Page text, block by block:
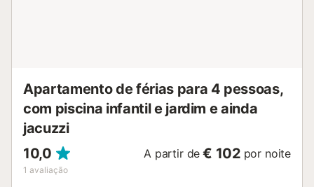
Apartamento de férias para 4 pessoas,
com piscina infantil e jardim e ainda
jacuzzi
10,0
1 avaliação
A partir de € 102 por noite